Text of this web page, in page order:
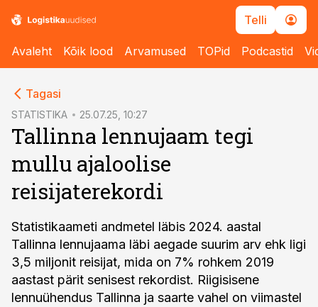
Telli
Avaleht Kõik lood Arvamused TOPid Podcastid
Tagasi
STATISTIKA 25.07.25, 10:27
Tallinna lennujaam tegi
mullu ajaloolise
reisijaterekordi
Statistikaameti andmetel läbis 2024. aastal
Tallinna lennujaama läbi aegade suurim arv ehk ligi
3,5 miljonit reisijat, mida on 7% rohkem 2019
aastast pärit senisest rekordist. Riigisisene
lennuühendus Tallinna ja saarte vahel on viimastel